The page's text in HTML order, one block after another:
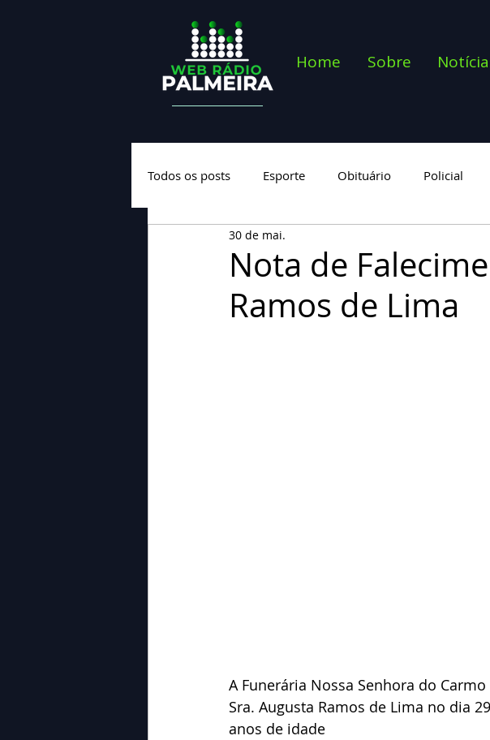
Home Sobre
Todos os posts Esporte Obituário Policial
Geral
Nota de
Ramos de Lima
30 de mai.
A Funerária Nossa Senhora do
Sra. Augusta Ramos de Lima no dia
anos de idade